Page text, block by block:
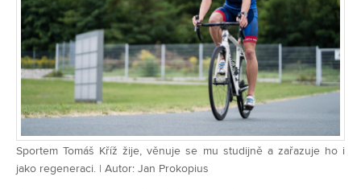
Sportem Tomáš Kříž žije, věnuje se mu studijně a zařazuje ho i
jako regeneraci. | Autor: Jan Prokopius